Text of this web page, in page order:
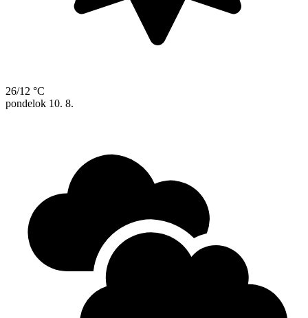
26/12 °C
pondelok 10. 8.